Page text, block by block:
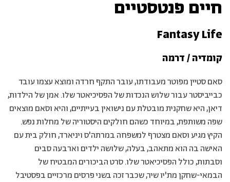
חיים פנטסטיים
Fantasy Life
קומדיה / דרמה
סאם סטיין מפוטר מעבודתו, עובר התקף חרדה ומוצא עצמו עובד
כבייביסטר עבור שלוש הנכדות של הפסיכיאטר שלו. אמן של הילדות,
דיאן, היא שחקנית מובטלת עם נישואין בעייתיים, והיא וסאם מוצאים
שפה משותפת, במיוחד כשהם חולקים היסטוריה של מחלות נפש.
הקיץ מגיע וסאם מצטרף למשפחה במרתה'ס ויניארד, חולק בית עם
האישה בה הוא מתאהב, בעלה, שלושה ילדים וארבעה סבים
וסבתות, כולל הפסיכיאטר שלו. סרט הביכורים המבטיח של
הבמאי-שחקן מת'יו שיר, שכבר זכה בשני פרסים מרכזיים בפסטיבל